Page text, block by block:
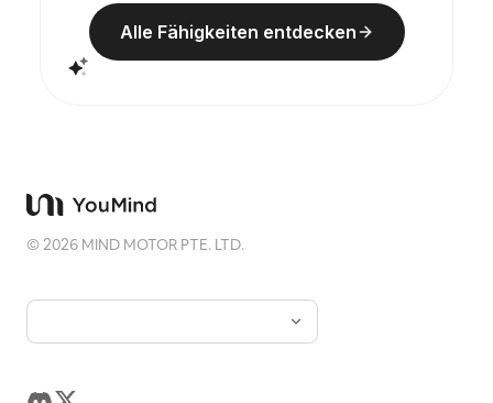
Alle Fähigkeiten entdecken
©2026 MIND MOTOR PTE. LTD.